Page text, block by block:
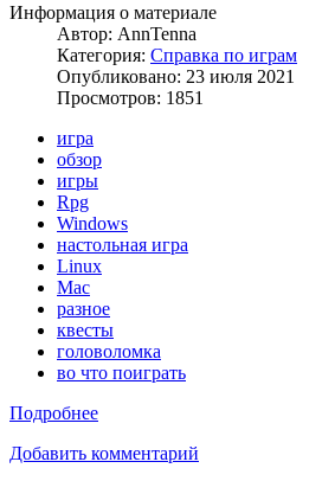
Информация о материале
Автор: AnnTenna
Категория: Справка по играм
Опубликовано: 23 июля 2021
Просмотров: 1851
игра
обзор
игры
Rpg
Windows
настольная игра
Linux
Mac
разное
квесты
головоломка
во что поиграть
Подробнее
Добавить комментарий